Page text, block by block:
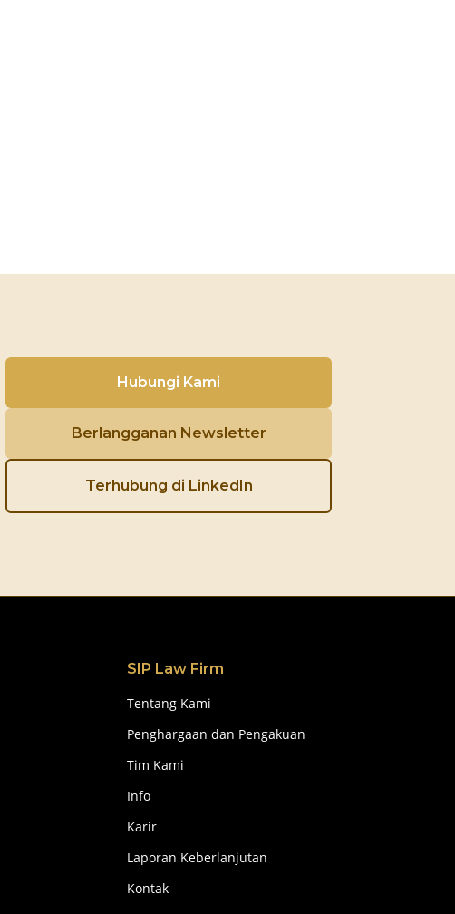
Hubungi Kami
Berlangganan Newsletter
Terhubung di LinkedIn
SIP Law Firm
Tentang Kami
Penghargaan dan Pengakuan
Tim Kami
Info
Karir
Laporan Keberlanjutan
Kontak